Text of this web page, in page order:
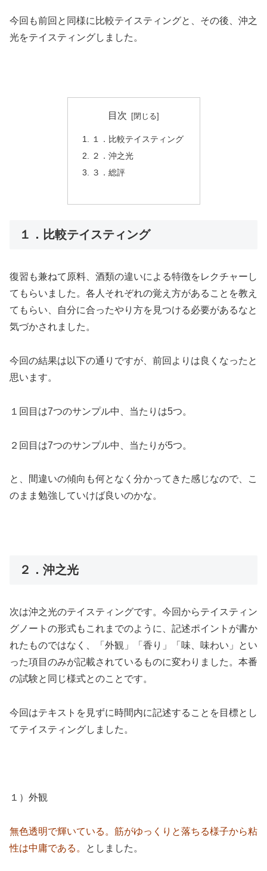
今回も前回と同様に比較テイスティングと、その後、沖之
光をテイスティングしました。
目次
１．比較テイスティング
２．沖之光
３．総評
１．比較テイスティング
復習も兼ねて原料、酒類の違いによる特徴をレクチャーし
てもらいました。各人それぞれの覚え方があることを教え
てもらい、自分に合ったやり方を見つける必要があるなと
気づかされました。
今回の結果は以下の通りですが、前回よりは良くなったと
思います。
１回目は7つのサンプル中、当たりは5つ。
２回目は7つのサンプル中、当たりが5つ。
と、間違いの傾向も何となく分かってきた感じなので、こ
のまま勉強していけば良いのかな。
２．沖之光
次は沖之光のテイスティングです。今回からテイスティン
グノートの形式もこれまでのように、記述ポイントが書か
れたものではなく、「外観」「香り」「味、味わい」とい
った項目のみが記載されているものに変わりました。本番
の試験と同じ様式とのことです。
今回はテキストを見ずに時間内に記述することを目標とし
てテイスティングしました。
１）外観
無色透明で輝いている。筋がゆっくりと落ちる様子から粘
性は中庸である。
としました。